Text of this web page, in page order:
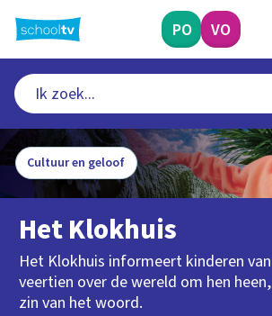
naar
hoofdinhoud
PO VO
Cultuur en geloof
Het Klokhuis
Het Klokhuis informeert kinderen
veertien over de wereld om hen
zin van het woord.